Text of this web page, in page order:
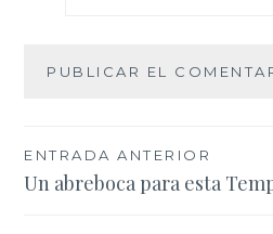
Navegación
de
ENTRADA ANTERIOR
Un abreboca para esta